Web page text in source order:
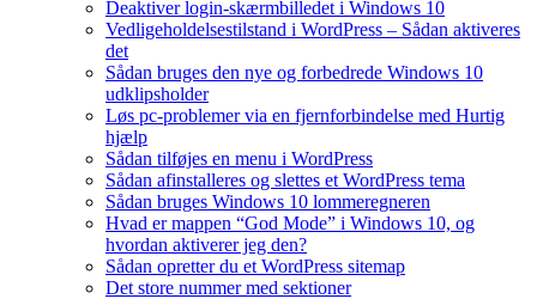
Deaktiver login-skærmbilledet i Windows 10
Vedligeholdelsestilstand i WordPress – Sådan aktiveres
det
Sådan bruges den nye og forbedrede Windows 10
udklipsholder
Løs pc-problemer via en fjernforbindelse med Hurtig
hjælp
Sådan tilføjes en menu i WordPress
Sådan afinstalleres og slettes et WordPress tema
Sådan bruges Windows 10 lommeregneren
Hvad er mappen “God Mode” i Windows 10, og
hvordan aktiverer jeg den?
Sådan opretter du et WordPress sitemap
Det store nummer med sektioner